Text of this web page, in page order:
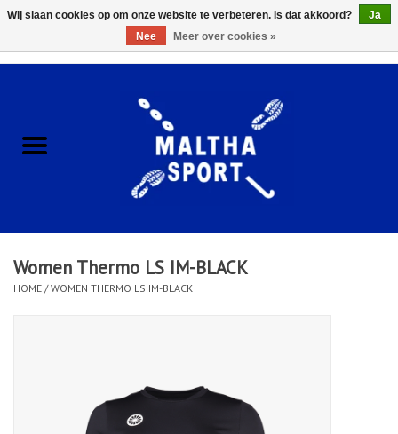
ACCESSOIRES/HARDWARE
KLEDING
CLUBSHOPS
Women Thermo LS IM-BLACK
HOME /WOMEN THERMO LS IM-BLACK
Wij slaan cookies op om onze website te verbeteren. Is dat akkoord?
Ja
Nee
Meer over cookies »